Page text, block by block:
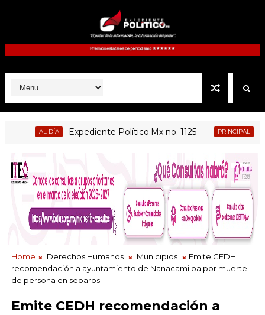
Expediente Político.Mx no. 1125 PRINCIPAL La
Home Derechos Humanos Municipios
Emite CEDH
recomendación a ayuntamiento de Nanacamilpa por muerte
de persona en separos
Emite CEDH recomendación a